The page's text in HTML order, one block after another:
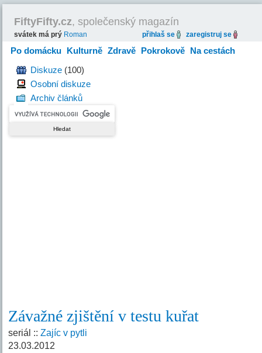
FiftyFifty.cz, společenský magazín
svátek má prý Roman přihlaš se zaregistruj se
Po domácku Kulturně Zdravě Pokrokově Na cestách
HravěDiskuze (100)
Osobní diskuze
Archiv článků
Závažné zjištění v testu kuřat
seriál ::Zajíc v pytli
23.03.2012